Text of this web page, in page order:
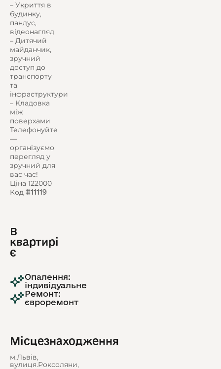
– Укриття в
будинку,
пандус,
відеонагляд
– Дитячий
майданчик,
зручний
доступ до
транспорту
та
інфраструктури
– Кладовка
між
поверхами
Телефонуйте
—
організуємо
перегляд у
зручний для
вас час!
Ціна 122000
Код #11119
В
квартирі
є
Опалення:
індивідуальне
Ремонт:
євроремонт
Місцезнаходження
м.Львів,
вулиця.Роксоляни,